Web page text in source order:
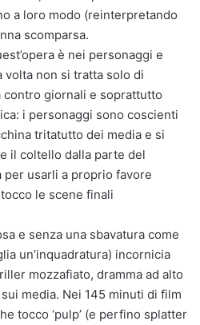
a loro modo (reinterpretando
scomparsa.
è nei personaggi e
volta non si tratta solo di
contro giornali e soprattutto
i personaggi sono coscienti
tritatutto dei media e si
il coltello dalla parte del
per usarli a proprio favore
le scene finali
e senza una sbavatura come
un’inquadratura) incornicia
mozzafiato, dramma ad alto
media. Nei 145 minuti di film
tocco ‘pulp’ (e perfino splatter